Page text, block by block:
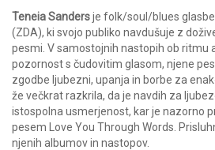
Teneia Sandersje folk/soul/blues
(ZDA), ki svojo publiko navdušuje z
pesmi. V samostojnih nastopih ob ritmu
pozornost s čudovitim glasom, njene
zgodbe ljubezni, upanja in borbe za
že večkrat razkrila, da je navdih za
istospolna usmerjenost, kar je nazorno
pesem Love You Through Words.
njenih albumov in nastopov.